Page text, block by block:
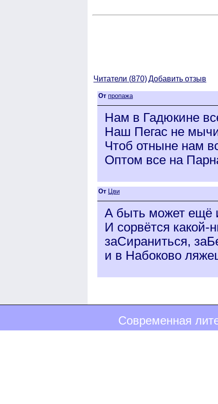
Читатели (870)Добавить отзыв
От пропажа
Нам в Гадюкине
Наш Пегас не
Чтоб отныне нам
Оптом все на
От Цви
А быть может ещё
И сорвётся какой-
заСираниться,
и в Набоково
Современная